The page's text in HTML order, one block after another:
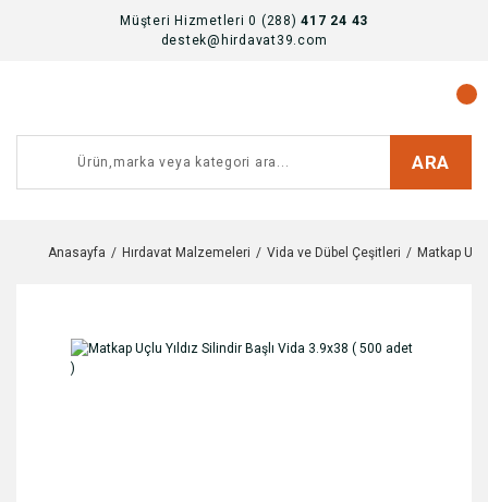
Müşteri Hizmetleri 0 (288)417 24 43
destek@hirdavat39.com
ARA
Anasayfa Hırdavat Malzemeleri Vida ve Dübel Çeşitleri Matkap